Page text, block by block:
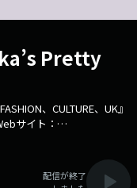
Pretty
、CULTURE、UK』
サイト：
286/ メッセージフォー
配信が終了